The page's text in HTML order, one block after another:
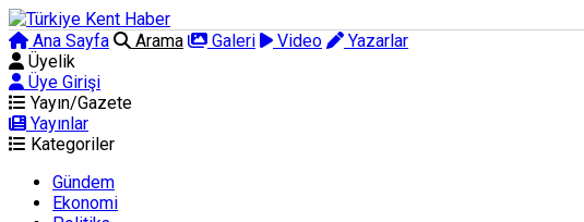
Ana Sayfa Arama Galeri Video
Yazarlar
Üyelik
Üye Girişi
Yayın/Gazete
Yayınlar
Kategoriler
Gündem
Ekonomi